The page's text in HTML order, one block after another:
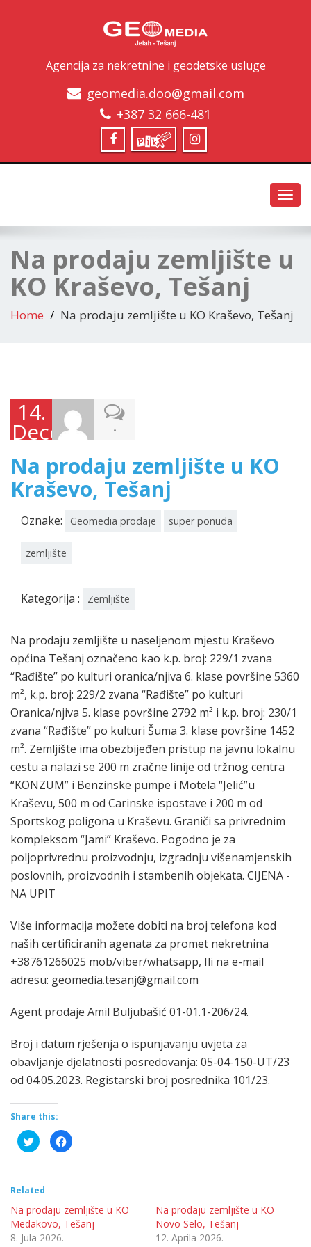
Agencija za nekretnine i geodetske usluge
geomedia.doo@gmail.com
+387 32 666-481
Na prodaju zemljište u
KO Kraševo, Tešanj
Home Na prodaju zemljište u KO Kraševo, Tešanj
14.
Decembra
2025.
-
Na prodaju zemljište u KO
Kraševo, Tešanj
Oznake: Geomedia prodaje super ponuda
zemljište
Kategorija : Zemljište
Na prodaju zemljište u naseljenom mjestu Kraševo
općina Tešanj označeno kao k.p. broj: 229/1 zvana
“Rađište” po kulturi oranica/njiva 6. klase površine 5360
m², k.p. broj: 229/2 zvana “Rađište” po kulturi
Oranica/njiva 5. klase površine 2792 m² i k.p. broj: 230/1
zvana “Rađište” po kulturi Šuma 3. klase površine 1452
m². Zemljište ima obezbijeđen pristup na javnu lokalnu
cestu a nalazi se 200 m zračne linije od tržnog centra
“KONZUM” i Benzinske pumpe i Motela “Jelić”u
Kraševu, 500 m od Carinske ispostave i 200 m od
Sportskog poligona u Kraševu. Graniči sa privrednim
kompleksom “Jami” Kraševo. Pogodno je za
poljoprivrednu proizvodnju, izgradnju višenamjenskih
poslovnih, proizvodnih i stambenih objekata. CIJENA -
NA UPIT
Više informacija možete dobiti na broj telefona kod
naših certificiranih agenata za promet nekretnina
+38761266025 mob/viber/whatsapp, Ili na e-mail
adresu: geomedia.tesanj@gmail.com
Agent prodaje Amil Buljubašić 01-01.1-206/24.
Broj i datum rješenja o ispunjavanju uvjeta za
obavljanje djelatnosti posredovanja: 05-04-150-UT/23
od 04.05.2023. Registarski broj posrednika 101/23.
Share this:
Click
to
share
(Opens
in
new
window)
Click
to
window)
Related
Na prodaju zemljište u KO
Medakovo, Tešanj
8. Jula 2026.
Na prodaju zemljište u KO
Novo Selo, Tešanj
12. Aprila 2026.